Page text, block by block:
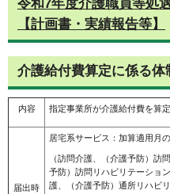
令和7年度介護職員等処
【計画書・実績報告等】
介護給付費算定に係る
内容 指定事業所が介護給付費を算
届出時
居宅系サービス：加算適用月
（訪問介護、（介護予防）訪
予防）訪問リハビリテーショ
護、（介護予防）通所リハビ